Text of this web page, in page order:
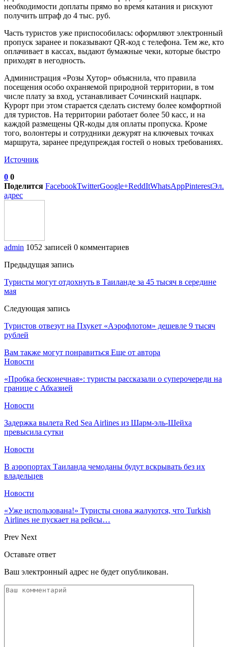
необходимости доплаты прямо во время катания и рискуют
получить штраф до 4 тыс. руб.
Часть туристов уже приспособилась: оформляют электронный
пропуск заранее и показывают QR-код с телефона. Тем же, кто
оплачивает в кассах, выдают бумажные чеки, которые быстро
приходят в негодность.
Администрация «Розы Хутор» объяснила, что правила
посещения особо охраняемой природной территории, в том
числе плату за вход, устанавливает Сочинский нацпарк.
Курорт при этом старается сделать систему более комфортной
для туристов. На территории работает более 50 касс, и на
каждой размещены QR-коды для оплаты пропуска. Кроме
того, волонтеры и сотрудники дежурят на ключевых точках
маршрута, заранее предупреждая гостей о новых требованиях.
Источник
0 0
Поделится FacebookTwitterGoogle+ReddItWhatsAppPinterestЭл.
адрес
admin 1052 записей 0 комментариев
Предыдущая запись
Туристы могут отдохнуть в Таиланде за 45 тысяч в середине
мая
Следующая запись
Туристов отвезут на Пхукет «Аэрофлотом» дешевле 9 тысяч
рублей
Вам также могут понравиться Еще от автора
Новости
«Пробка бесконечная»: туристы рассказали о суперочереди на
границе с Абхазией
Новости
Задержка вылета Red Sea Airlines из Шарм-эль-Шейха
превысила сутки
Новости
В аэропортах Таиланда чемоданы будут вскрывать без их
владельцев
Новости
«Уже использована!» Туристы снова жалуются, что Turkish
Airlines не пускает на рейсы…
Prev Next
Оставьте ответ
Ваш электронный адрес не будет опубликован.